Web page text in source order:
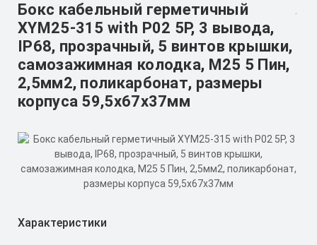
Бокс кабельный герметичный
XYM25-315 with P02 5P, 3 вывода,
IP68, прозрачный, 5 винтов крышки,
самозажимная колодка, М25 5 Пин,
2,5мм2, поликарбонат, размеры
корпуса 59,5х67х37мм
Характеристики